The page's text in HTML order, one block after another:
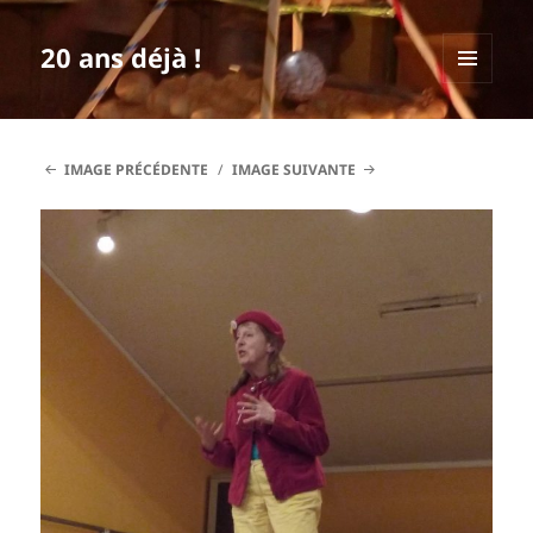
20 ans déjà !
MENU
ET
IMAGE PRÉCÉDENTE
IMAGE SUIVANTE